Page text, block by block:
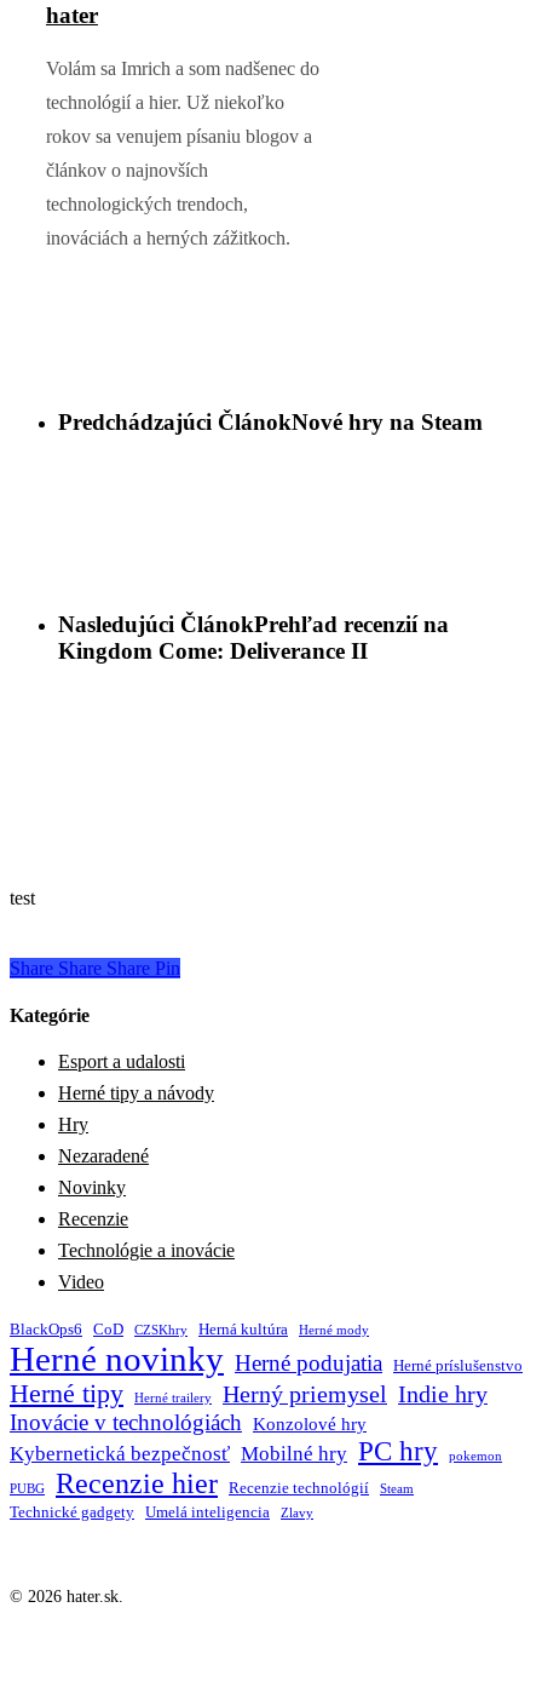
hater
Volám sa Imrich a som nadšenec do
technológií a hier. Už niekoľko
rokov sa venujem písaniu blogov a
článkov o najnovších
technologických trendoch,
inováciách a herných zážitkoch.
Predchádzajúci ČlánokNové hry na Steam
Nasledujúci ČlánokPrehľad recenzií na
Kingdom Come: Deliverance II
test
Share Share Share Pin
Kategórie
Esport a udalosti
Herné tipy a návody
Hry
Nezaradené
Novinky
Recenzie
Technológie a inovácie
Video
BlackOps6 CoD CZSKhry Herná kultúra Herné mody
Herné novinky Herné podujatia Herné príslušenstvo
Herné tipy Herné trailery Herný priemysel Indie hry
Inovácie v technológiách Konzolové hry
Kybernetická bezpečnosť Mobilné hry PC hry pokemon
PUBG Recenzie hier Recenzie technológií Steam
Technické gadgety Umelá inteligencia Zlavy
© 2026 hater.sk.